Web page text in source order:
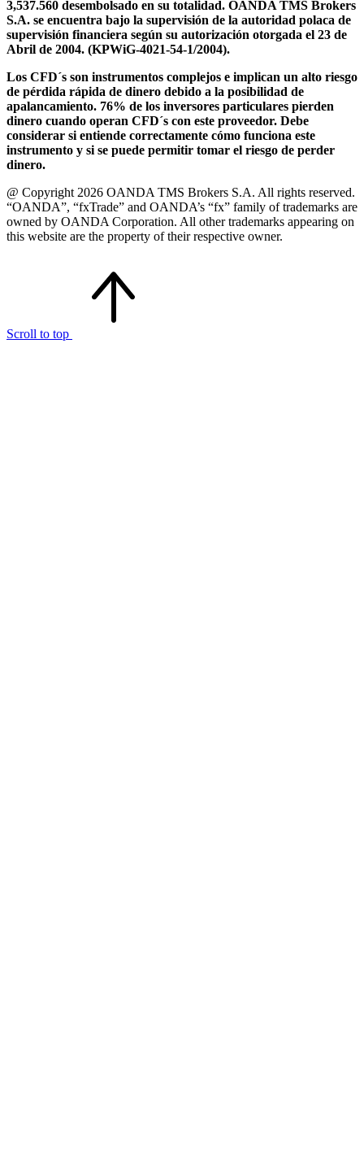
3,537.560 desembolsado en su totalidad. OANDA TMS Brokers
S.A. se encuentra bajo la supervisión de la autoridad polaca de
supervisión financiera según su autorización otorgada el 23 de
Abril de 2004. (KPWiG-4021-54-1/2004).
Los CFD´s son instrumentos complejos e implican un alto riesgo
de pérdida rápida de dinero debido a la posibilidad de
apalancamiento. 76% de los inversores particulares pierden
dinero cuando operan CFD´s con este proveedor. Debe
considerar si entiende correctamente cómo funciona este
instrumento y si se puede permitir tomar el riesgo de perder
dinero.
@ Copyright 2026 OANDA TMS Brokers S.A. All rights reserved.
“OANDA”, “fxTrade” and OANDA’s “fx” family of trademarks are
owned by OANDA Corporation. All other trademarks appearing on
this website are the property of their respective owner.
Scroll to top